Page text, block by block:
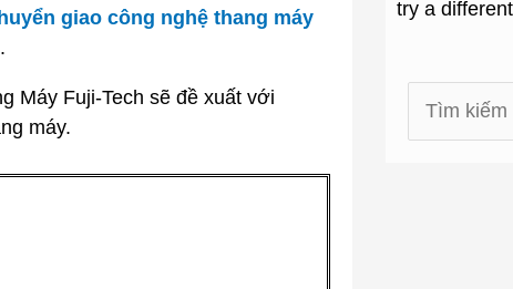
giao công nghệ thang máy
Máy Fuji-Tech sẽ đề xuất với
máy.
try a